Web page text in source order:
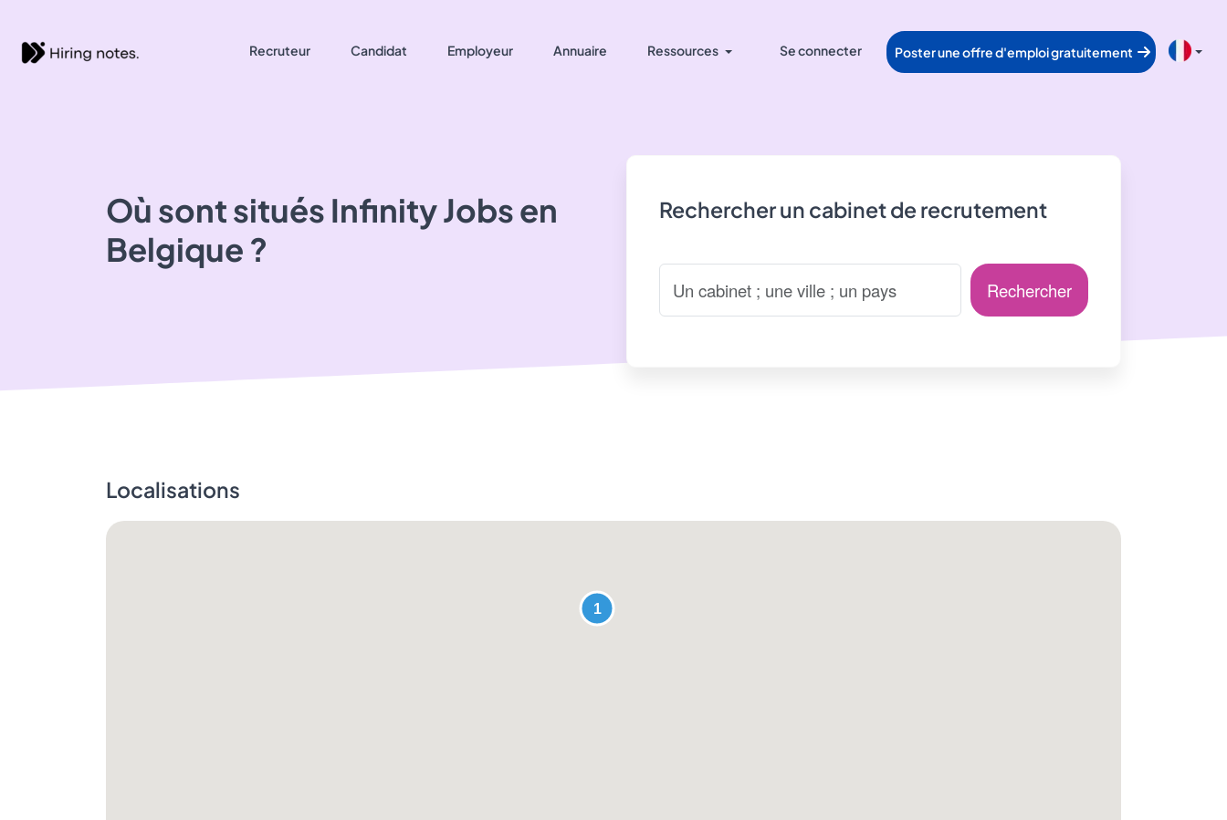
Recruteur Candidat Employeur Annuaire Ressources Se connecter Poster une offre d'emploi gratuitement
Où sont situés Infinity Jobsen
Belgique ?
Rechercher un cabinet de recrutement
Rechercher
Localisations